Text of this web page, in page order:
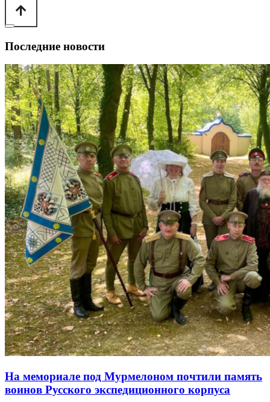
Последние новости
На мемориале под Мурмелоном почтили память
воинов Русского экспедиционного корпуса